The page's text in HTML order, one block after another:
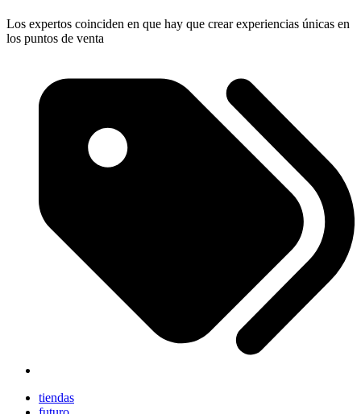
Los expertos coinciden en que hay que crear experiencias únicas en
los puntos de venta
tiendas